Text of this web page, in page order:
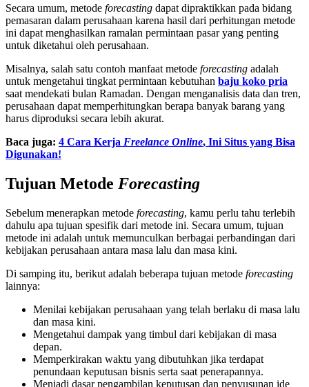
Secara umum, metode forecasting dapat dipraktikkan pada bidang
pemasaran dalam perusahaan karena hasil dari perhitungan metode
ini dapat menghasilkan ramalan permintaan pasar yang penting
untuk diketahui oleh perusahaan.
Misalnya, salah satu contoh manfaat metode forecasting adalah
untuk mengetahui tingkat permintaan kebutuhan baju koko pria
saat mendekati bulan Ramadan. Dengan menganalisis data dan tren,
perusahaan dapat memperhitungkan berapa banyak barang yang
harus diproduksi secara lebih akurat.
Baca juga: 4 Cara Kerja Freelance Online, Ini Situs yang Bisa
Digunakan!
Tujuan Metode Forecasting
Sebelum menerapkan metode forecasting, kamu perlu tahu terlebih
dahulu apa tujuan spesifik dari metode ini. Secara umum, tujuan
metode ini adalah untuk memunculkan berbagai perbandingan dari
kebijakan perusahaan antara masa lalu dan masa kini.
Di samping itu, berikut adalah beberapa tujuan metode forecasting
lainnya:
Menilai kebijakan perusahaan yang telah berlaku di masa lalu
dan masa kini.
Mengetahui dampak yang timbul dari kebijakan di masa
depan.
Memperkirakan waktu yang dibutuhkan jika terdapat
penundaan keputusan bisnis serta saat penerapannya.
Menjadi dasar pengambilan keputusan dan penyusunan ide